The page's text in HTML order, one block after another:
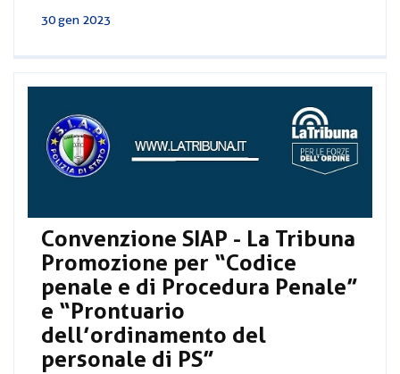
30 gen 2023
Convenzione SIAP - La Tribuna
Promozione per “Codice
penale e di Procedura Penale”
e “Prontuario
dell’ordinamento del
personale di PS”